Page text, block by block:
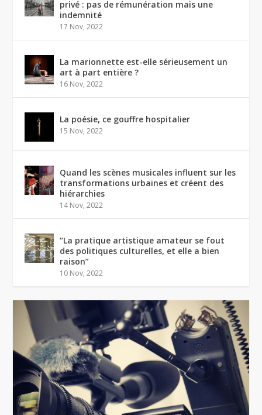
privé : pas de rémunération mais une
indemnité
17 Nov, 2022
La marionnette est-elle sérieusement un
art à part entière ?
16 Nov, 2022
La poésie, ce gouffre hospitalier
15 Nov, 2022
Quand les scènes musicales influent sur les
transformations urbaines et créent des
hiérarchies
14 Nov, 2022
“La pratique artistique amateur se fout
des politiques culturelles, et elle a bien
raison”
10 Nov, 2022